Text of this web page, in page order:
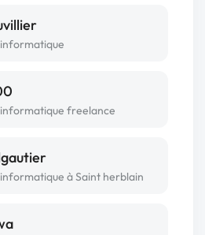
freelance
à Saint herblain